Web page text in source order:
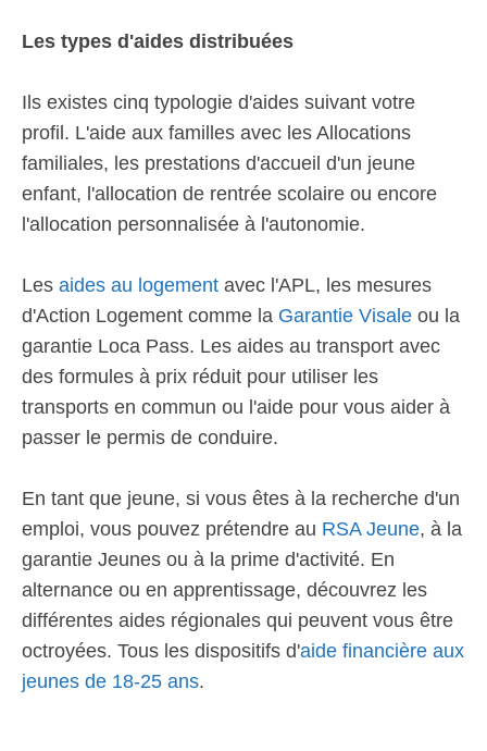
Les types d'aides distribuées
Ils existes cinq typologie d'aides suivant votre
profil. L'aide aux familles avec les Allocations
familiales, les prestations d'accueil d'un jeune
enfant, l'allocation de rentrée scolaire ou encore
l'allocation personnalisée à l'autonomie.
Les aides au logement avec l'APL, les mesures
d'Action Logement comme la Garantie Visale ou la
garantie Loca Pass. Les aides au transport avec
des formules à prix réduit pour utiliser les
transports en commun ou l'aide pour vous aider à
passer le permis de conduire.
En tant que jeune, si vous êtes à la recherche d'un
emploi, vous pouvez prétendre au RSA Jeune, à la
garantie Jeunes ou à la prime d'activité. En
alternance ou en apprentissage, découvrez les
différentes aides régionales qui peuvent vous être
octroyées. Tous les dispositifs d'aide financière aux
jeunes de 18-25 ans.